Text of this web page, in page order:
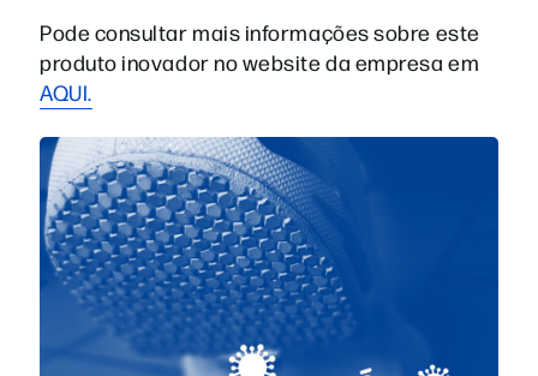
Pode consultar mais informações sobre este
produto inovador no website da empresa em
AQUI.